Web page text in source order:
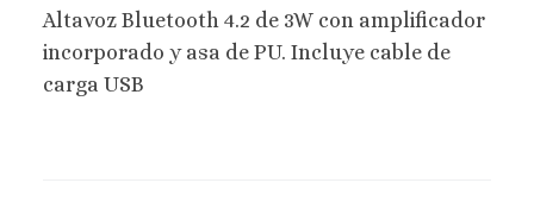
Altavoz Bluetooth 4.2 de 3W con amplificador
incorporado y asa de PU. Incluye cable de
carga USB